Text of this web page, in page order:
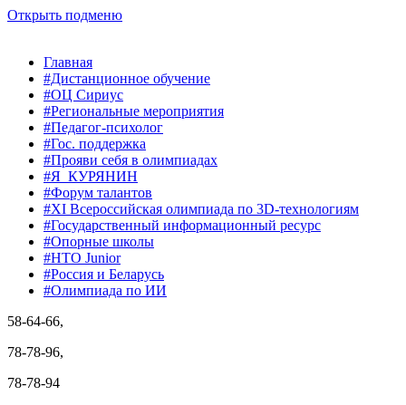
Открыть подменю
Главная
#Дистанционное обучение
#ОЦ Сириус
#Региональные мероприятия
#Педагог-психолог
#Гос. поддержка
#Прояви себя в олимпиадах
#Я_КУРЯНИН
#Форум талантов
#XI Всероссийская олимпиада по 3D-технологиям
#Государственный информационный ресурс
#Опорные школы
#НТО Junior
#Россия и Беларусь
#Олимпиада по ИИ
58-64-66,
78-78-96,
78-78-94